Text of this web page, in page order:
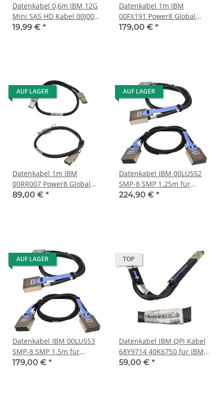
Datenkabel 0,6m IBM 12G
Mini SAS HD Kabel 00J0094
SFF-8644 - SFF-8644
19,99 € *
Datenkabel 1m IBM
00FX191 Power8 Global
Serviceprozessorkabel
179,00 € *
AUF LAGER
Datenkabel 1m IBM
00RR007 Power8 Global
Serviceprozessorkabel
89,00 € *
AUF LAGER
Datenkabel IBM 00LU552
SMP-8 SMP 1.25m für
Power8 9080 9119
224,90 € *
AUF LAGER
Datenkabel IBM 00LU553
SMP-8 SMP 1.5m für
Power8 9080 9119
179,00 € *
TOP
Datenkabel IBM QPI Kabel
68Y9714 40K6750 für IBM
X3850 X3950 MAX5
59,00 € *